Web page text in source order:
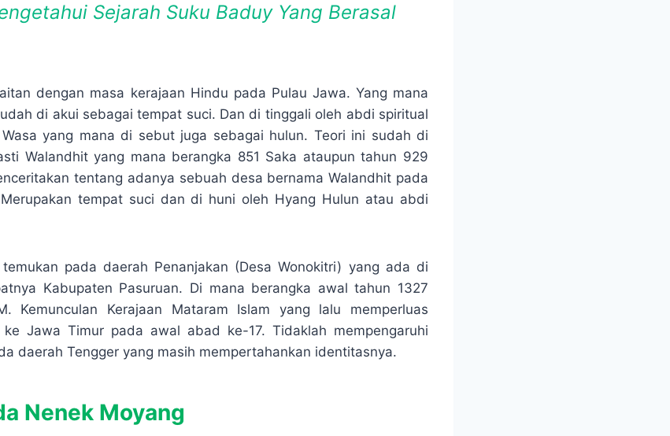
Sejarah Suku Baduy Yang Berasal
dengan masa kerajaan Hindu pada Pulau Jawa. Yang mana
di akui sebagai tempat suci. Dan di tinggali oleh abdi spiritual
yang mana di sebut juga sebagai hulun. Teori ini sudah di
Walandhit yang mana berangka 851 Saka ataupun tahun 929
tentang adanya sebuah desa bernama Walandhit pada
Merupakan tempat suci dan di huni oleh Hyang Hulun atau abdi
pada daerah Penanjakan (Desa Wonokitri) yang ada di
Kabupaten Pasuruan. Di mana berangka awal tahun 1327
Kemunculan Kerajaan Mataram Islam yang lalu memperluas
ke Jawa Timur pada awal abad ke-17. Tidaklah mempengaruhi
daerah Tengger yang masih mempertahankan identitasnya.
Nenek Moyang